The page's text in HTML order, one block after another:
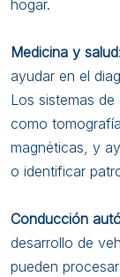
hogar.
Medicina y salud
ayudar en el
Los sistemas de
como
magnéticas, y
o identificar
Conducción
desarrollo de
pueden